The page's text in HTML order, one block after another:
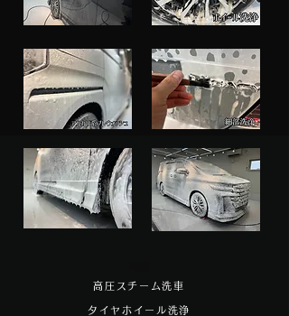
高圧スチーム洗車
タイヤホイール洗浄